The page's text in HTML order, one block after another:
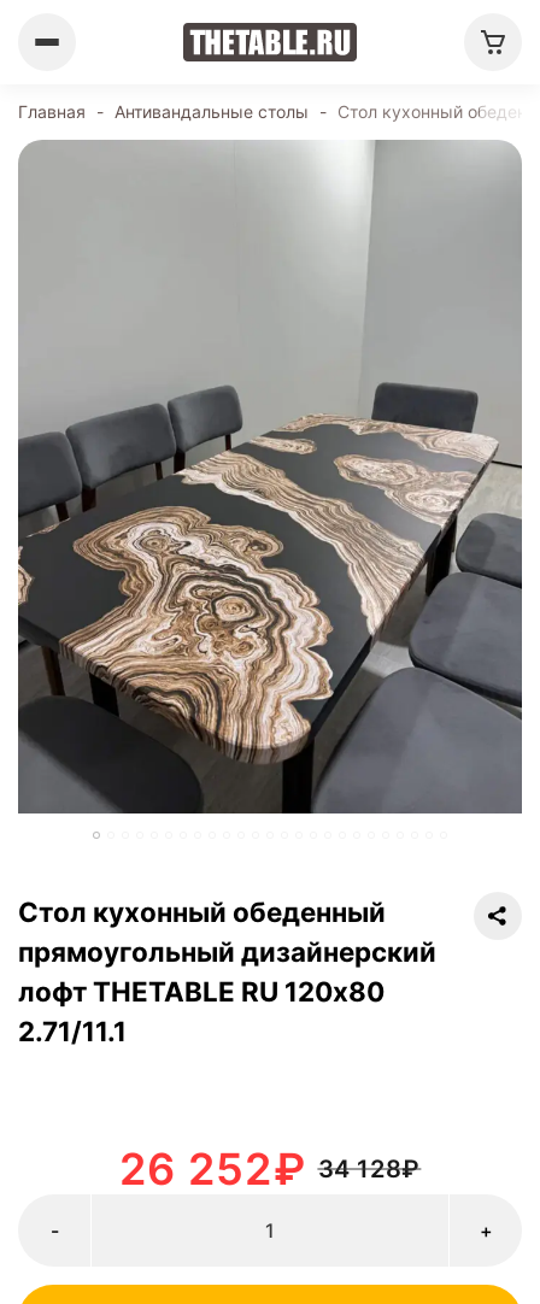
Главная - Антивандальные столы - Стол кухонный
Стол кухонный обеденный
прямоугольный дизайнерский
лофт THETABLE RU 120х80
2.71/11.1
34 128₽
26 252₽
+
-